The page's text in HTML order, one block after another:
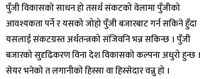
पुँजी विकासको साधन हो तसर्थ संकटको वेलामा पुँजीको
आवश्यकता पर्ने र यसको जोहो पुँजी बजारबाट गर्न सकिने हुँदा
यसलाई संकटग्रस्त अर्थतन्त्रको संजिवनि भन्न सकिन्छ । पुँजी
बजारको सुदृढिकरण विना देश विकासको कल्पना अधुरो हुन्छ ।
सेयर भनेको त लगानीको हिस्सा वा हिस्सेदार वन्नु हो ।